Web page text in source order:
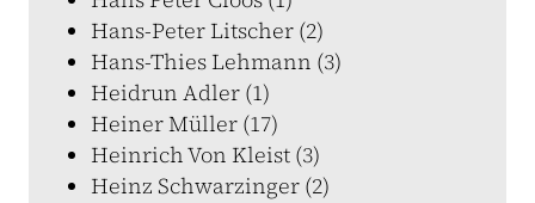
Hans-Peter Litscher (2)
Hans-Thies Lehmann (3)
Heidrun Adler (1)
Heiner Müller (17)
Heinrich Von Kleist (3)
Heinz Schwarzinger (2)